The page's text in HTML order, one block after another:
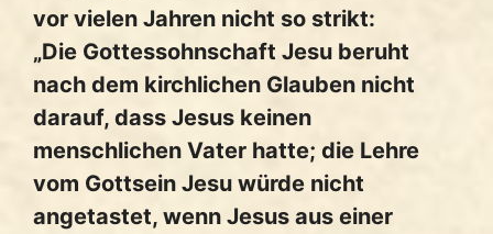
vor vielen Jahren nicht so strikt:
„Die Gottessohnschaft Jesu beruht
nach dem kirchlichen Glauben nicht
darauf, dass Jesus keinen
menschlichen Vater hatte; die Lehre
vom Gottsein Jesu würde nicht
angetastet, wenn Jesus aus einer